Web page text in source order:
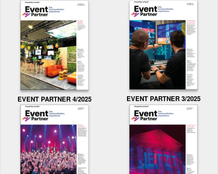
EVENT PARTNER 4/2025 EVENT PARTNER 3/2025